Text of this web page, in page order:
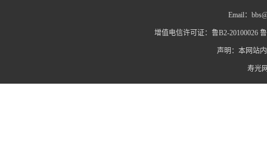
Email：
增值电信许可证：鲁B2-20100026
声明：本网站
寿光